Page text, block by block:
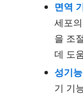
면역
세포
을 조
데 도
성기
기 기